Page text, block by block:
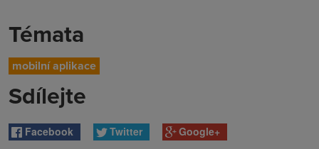
Témata
mobilní aplikace
Sdílejte
Facebook Twitter Google+